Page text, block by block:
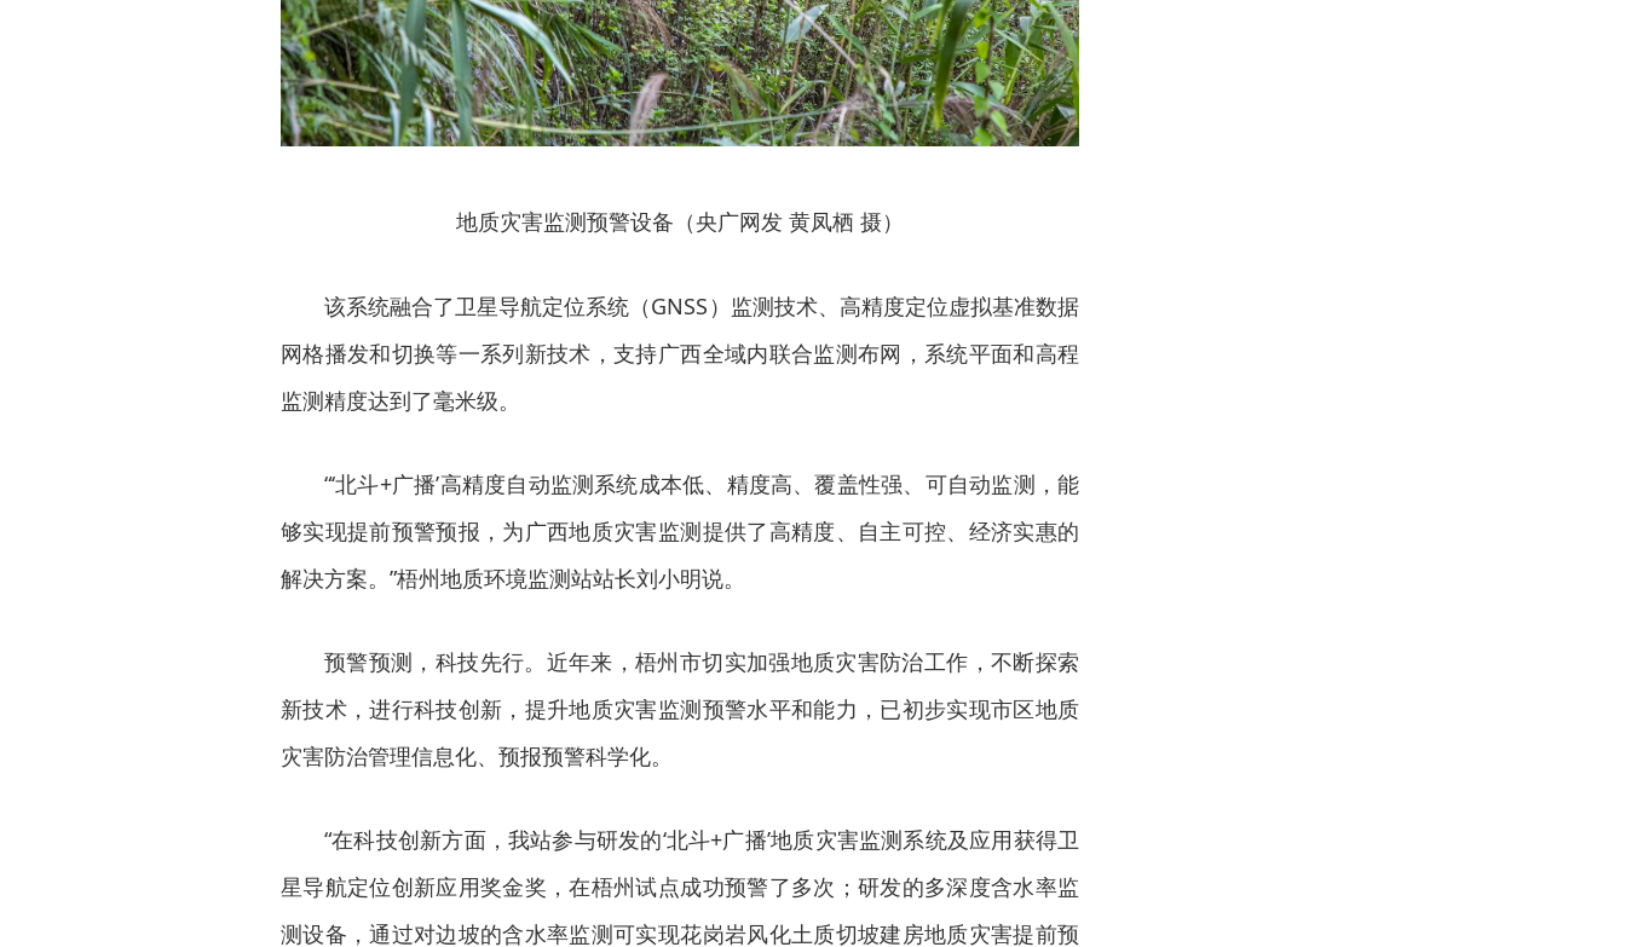
地质灾害监测预警设备（央广网发 黄凤栖 摄）
该系统融合了卫星导航定位系统（GNSS）监测技术、高精度定位虚拟基准数据
网格播发和切换等一系列新技术，支持广西全域内联合监测布网，系统平面和高程
监测精度达到了毫米级。
“‘北斗+广播’高精度自动监测系统成本低、精度高、覆盖性强、可自动监测，能
够实现提前预警预报，为广西地质灾害监测提供了高精度、自主可控、经济实惠的
解决方案。”梧州地质环境监测站站长刘小明说。
预警预测，科技先行。近年来，梧州市切实加强地质灾害防治工作，不断探索
新技术，进行科技创新，提升地质灾害监测预警水平和能力，已初步实现市区地质
灾害防治管理信息化、预报预警科学化。
“在科技创新方面，我站参与研发的‘北斗+广播’地质灾害监测系统及应用获得卫
星导航定位创新应用奖金奖，在梧州试点成功预警了多次；研发的多深度含水率监
测设备，通过对边坡的含水率监测可实现花岗岩风化土质切坡建房地质灾害提前预